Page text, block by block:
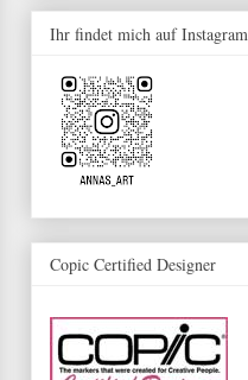
Ihr findet mich auf Instagram
Copic Certified Designer